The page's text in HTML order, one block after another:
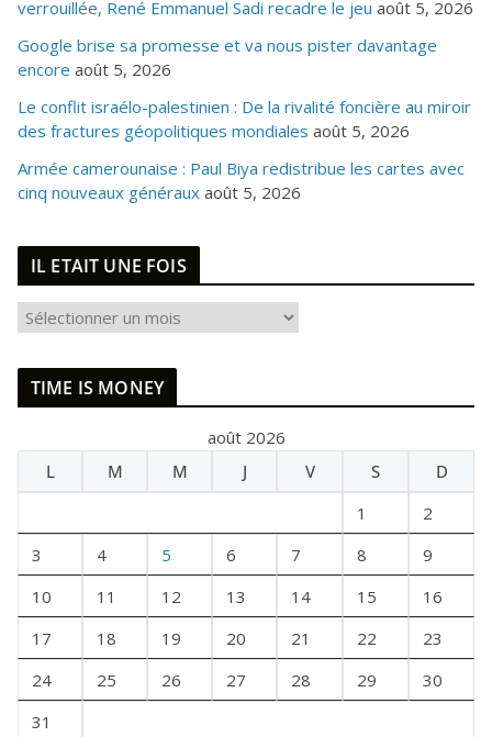
verrouillée, René Emmanuel Sadi recadre le jeu août 5, 2026
Google brise sa promesse et va nous pister davantage
encore août 5, 2026
Le conflit israélo-palestinien : De la rivalité foncière au miroir
des fractures géopolitiques mondiales août 5, 2026
Armée camerounaise : Paul Biya redistribue les cartes avec
cinq nouveaux généraux août 5, 2026
IL ETAIT UNE FOIS
L
E
I
U
F
S
TIME IS MONEY
août 2026
L
M M J V S
D
1
2
3
4 5 6 7 8
9
10
11 12 13 14 15
16
17
18 19 20 21 22
23
24
25 26 27 28 29
30
31